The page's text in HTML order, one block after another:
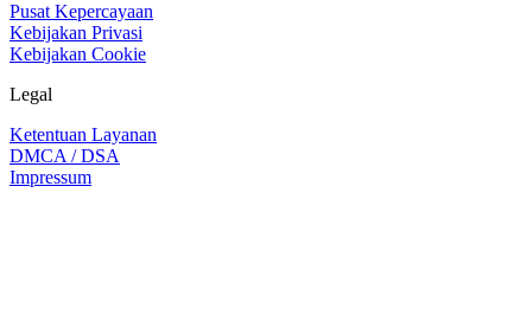
Pusat Kepercayaan
Kebijakan Privasi
Kebijakan Cookie
Legal
Ketentuan Layanan
DMCA / DSA
Impressum